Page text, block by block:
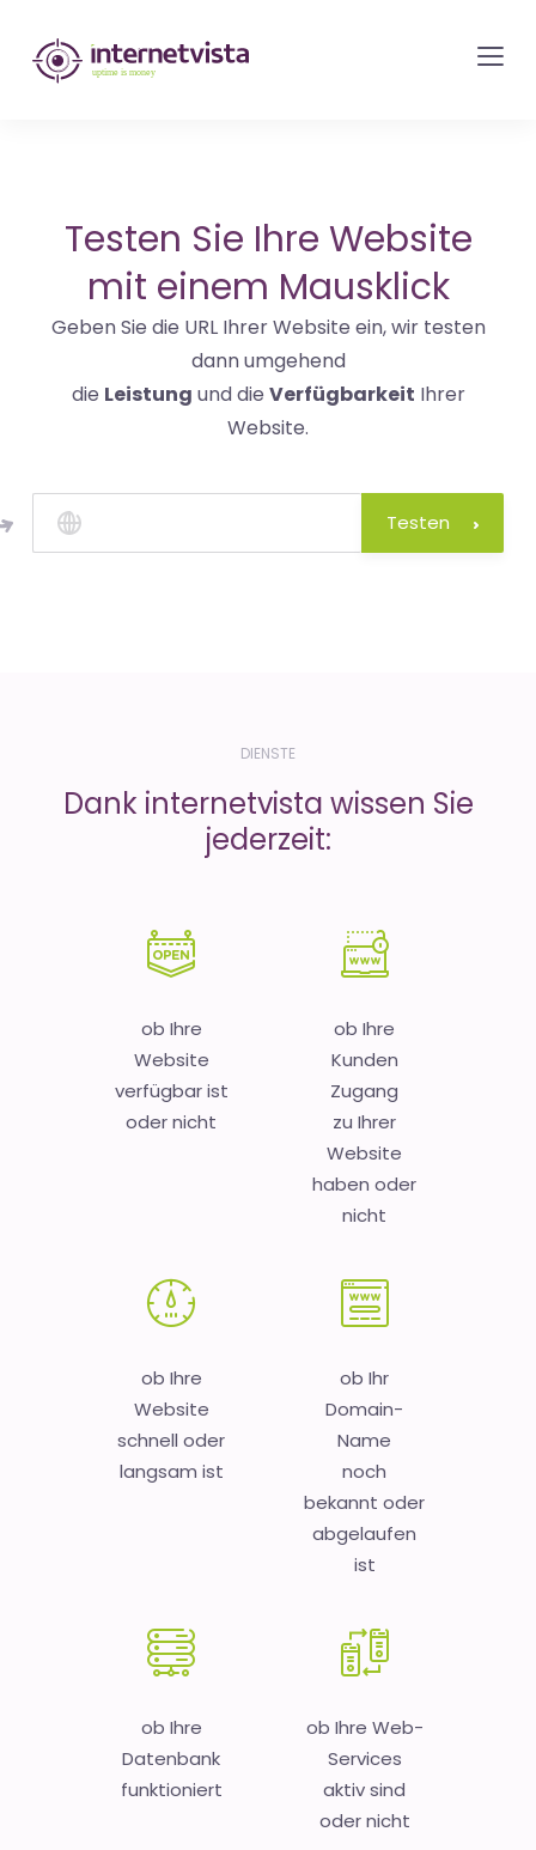
internetvista
Monitoring
Websites
und
Internet-
Diensten
Uptime
Testen Sie Ihre Website
mit einem Mausklick
Geben Sie die URL Ihrer Website ein, wir testen
dann umgehend
die Leistung und die Verfügbarkeit Ihrer
Website.
Testen
DIENSTE
Dank internetvista wissen Sie
jederzeit:
ob Ihre
Website
verfügbar ist
oder nicht
ob Ihre
Kunden
Zugang
zu Ihrer
Website
haben oder
nicht
ob Ihre
Website
schnell oder
langsam ist
ob Ihr
Domain-
Name
noch
bekannt oder
abgelaufen
ist
ob Ihre
Datenbank
funktioniert
ob Ihre Web-
Services
aktiv sind
oder nicht